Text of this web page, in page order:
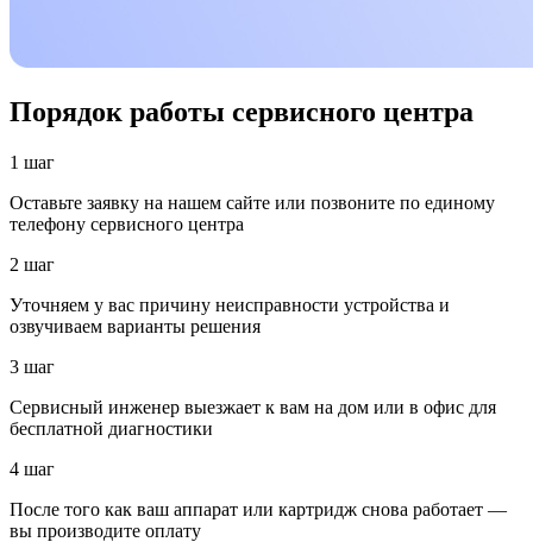
Порядок работы сервисного центра
1 шаг
Оставьте заявку на нашем сайте или позвоните по единому
телефону сервисного центра
2 шаг
Уточняем у вас причину неисправности устройства и
озвучиваем варианты решения
3 шаг
Сервисный инженер выезжает к вам на дом или в офис для
бесплатной диагностики
4 шаг
После того как ваш аппарат или картридж снова работает —
вы производите оплату